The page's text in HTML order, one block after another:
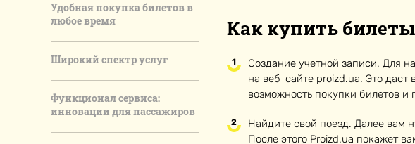
Удобная покупка билетов в
любое время
Широкий спектр услуг
Функционал сервиса:
инновации для пассажиров
Как купить
Создание учетной записи. Для
на веб-сайте proizd.ua. Это
возможность покупки билетов и
Найдите свой поезд. Далее вам
После этого Proizd.ua покажет